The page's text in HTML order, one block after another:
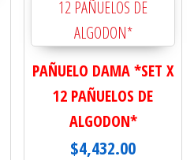
PAÑUELO DAMA *SET X
12 PAÑUELOS DE
ALGODON*
$4,432.00